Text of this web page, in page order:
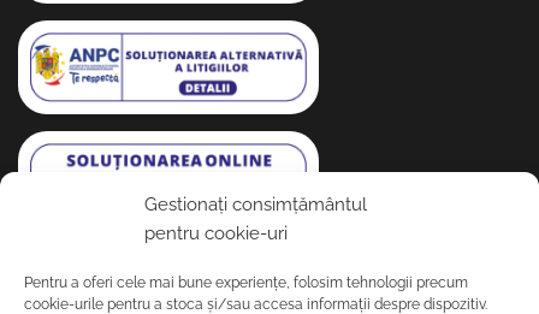
Gestionați consimțământul
pentru cookie-uri
Pentru a oferi cele mai bune experiențe, folosim tehnologii precum
cookie-urile pentru a stoca și/sau accesa informații despre dispozitiv.
VREI UN CĂMIN MAI CALD?